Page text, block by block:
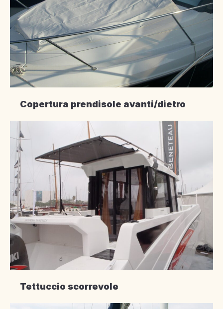
Copertura prendisole avanti/dietro
Tettuccio scorrevole